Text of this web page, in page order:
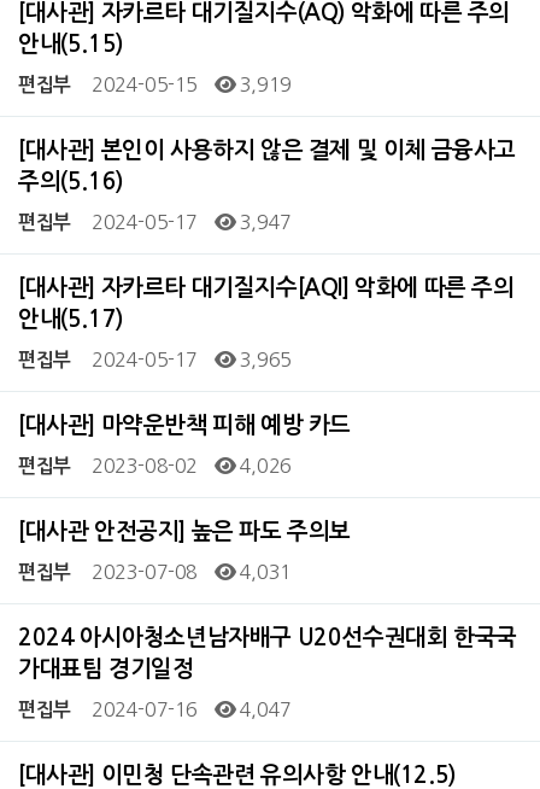
[대사관] 자카르타 대기질지수(AQ) 악화에 따른 주의
안내(5.15)
편집부 2024-05-15 3,919
[대사관] 본인이 사용하지 않은 결제 및 이체 금융사고
주의(5.16)
편집부 2024-05-17 3,947
[대사관] 자카르타 대기질지수[AQI] 악화에 따른 주의
안내(5.17)
편집부 2024-05-17 3,965
[대사관] 마약운반책 피해 예방 카드
편집부 2023-08-02 4,026
[대사관 안전공지] 높은 파도 주의보
편집부 2023-07-08 4,031
2024 아시아청소년남자배구 U20선수권대회 한국국
가대표팀 경기일정
편집부 2024-07-16 4,047
[대사관] 이민청 단속관련 유의사항 안내(12.5)